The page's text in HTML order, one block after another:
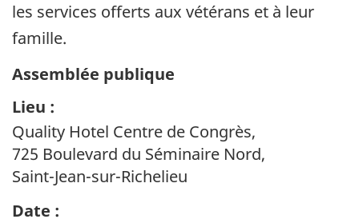
les services offerts aux vétérans et à leur
famille.
Assemblée publique
Lieu :
Quality Hotel Centre de Congrès,
725 Boulevard du Séminaire Nord,
Saint-Jean-sur-Richelieu
Date :